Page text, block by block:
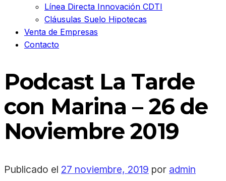
Línea Directa Innovación CDTI
Cláusulas Suelo Hipotecas
Venta de Empresas
Contacto
Podcast La Tarde
con Marina – 26 de
Noviembre 2019
Publicado el 27 noviembre, 2019 por admin